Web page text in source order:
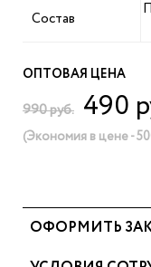
ОПТОВАЯ ЦЕНА
990 руб. 490
(Экономия в цене -
Состав
ОФОРМИТЬ